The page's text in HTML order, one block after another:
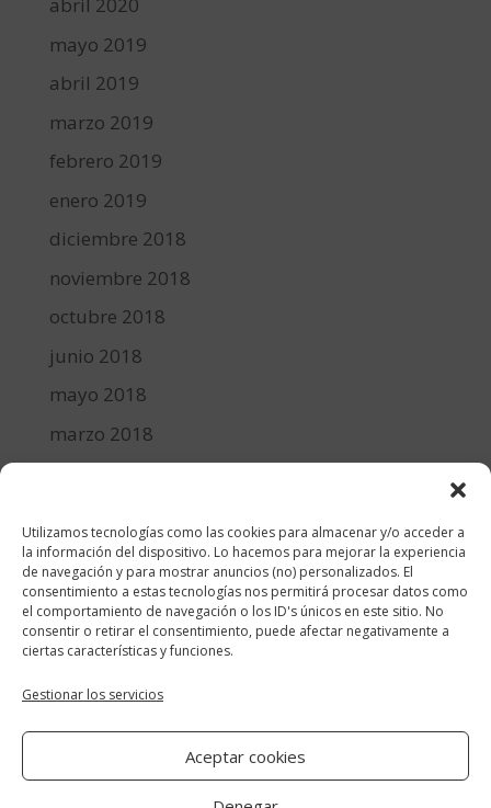
Utilizamos tecnologías como las cookies para almacenar y/o acceder a
la información del dispositivo. Lo hacemos para mejorar la experiencia
de navegación y para mostrar anuncios (no) personalizados. El
consentimiento a estas tecnologías nos permitirá procesar datos como
el comportamiento de navegación o los ID's únicos en este sitio. No
consentir o retirar el consentimiento, puede afectar negativamente a
ciertas características y funciones.
Gestionar los servicios
Aceptar cookies
mayo 2019
abril 2019
marzo 2019
febrero 2019
enero 2019
diciembre 2018
noviembre 2018
octubre 2018
junio 2018
mayo 2018
marzo 2018
diciembre 2017
Categorías
cocina y recetas
general
lifestyle
manualidades-diy